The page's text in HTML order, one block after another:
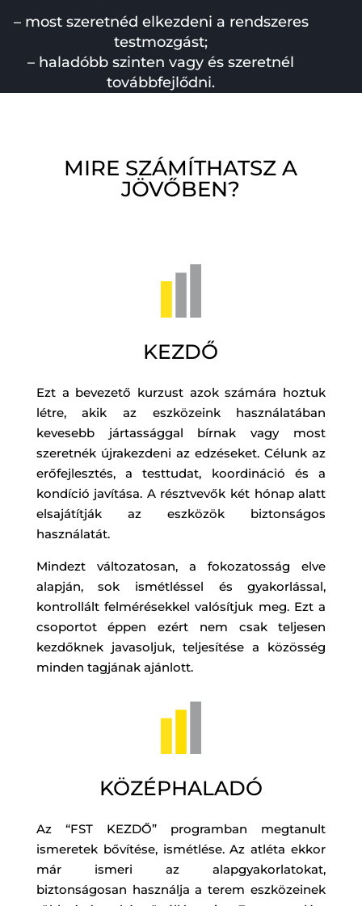
– most szeretnéd elkezdeni a rendszeres
testmozgást;
– haladóbb szinten vagy és szeretnél
továbbfejlődni.
MIRE SZÁMÍTHATSZ A
JÖVŐBEN?
KEZDŐ
Ezt a bevezető kurzust azok számára hoztuk
létre, akik az eszközeink használatában
kevesebb jártassággal bírnak vagy most
szeretnék újrakezdeni az edzéseket. Célunk az
erőfejlesztés, a testtudat, koordináció és a
kondíció javítása. A résztvevők két hónap alatt
elsajátítják az eszközök biztonságos
használatát.
Mindezt változatosan, a fokozatosság elve
alapján, sok ismétléssel és gyakorlással,
kontrollált felmérésekkel valósítjuk meg. Ezt a
csoportot éppen ezért nem csak teljesen
kezdőknek javasoljuk, teljesítése a közösség
minden tagjának ajánlott.
KÖZÉPHALADÓ
Az “FST KEZDŐ” programban megtanult
ismeretek bővítése, ismétlése. Az atléta ekkor
már ismeri az alapgyakorlatokat,
biztonságosan használja a terem eszközeinek